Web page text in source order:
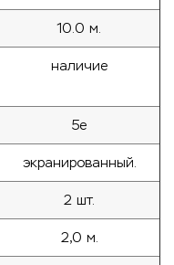
10.0 м.
наличие
5e
экранированный.
2 шт.
2,0 м.